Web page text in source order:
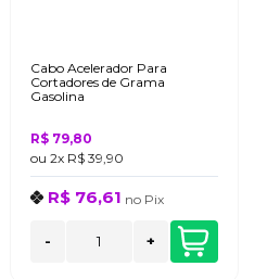
Cabo Acelerador Para
Cortadores de Grama
Gasolina
R$ 79,80
ou 2x R$ 39,90
R$ 76,61 no Pix
- +